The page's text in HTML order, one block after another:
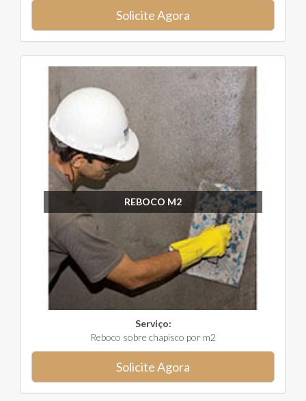
Solicite Agora
REBOCO M2
Serviço:
Reboco sobre chapisco por m2
Solicite Agora